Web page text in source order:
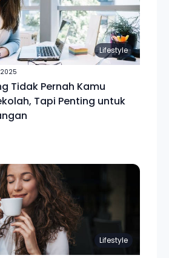
Lifestyle
Tidak Pernah Kamu
Tapi Penting untuk
Lifestyle